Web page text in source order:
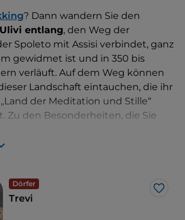
? Dann wandern Sie den
entlang, den Weg der
Spoleto mit Assisi verbindet, ganz
gewidmet ist und in 350 bis
verläuft. Auf dem Weg können
Landschaft eintauchen, die ihr
der Meditation und Stille“
Zu den Besonderheiten, die Sie
sogenannten Olivenhäuser:
Dörfer
Like
Trevi